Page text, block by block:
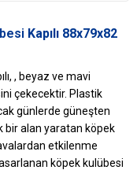
Kapılı 88x79x82
, beyaz ve mavi
çekecektir. Plastik
günlerde güneşten
bir alan yaratan köpek
etkilenme
köpek kulübesi